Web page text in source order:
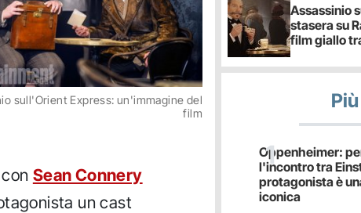
sull'Orient Express: un'immagine del
film
con Sean Connery
un cast
Assassinio
stasera su
film giallo
Oppenheimer:
l'incontro tra
protagonista è
iconica